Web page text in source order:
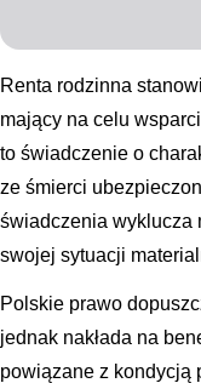
Renta rodzinna
mający na celu
to świadczenie o
ze śmierci
świadczenia wyklucza
swojej sytuacji
Polskie prawo
jednak nakłada na
powiązane z kondycją